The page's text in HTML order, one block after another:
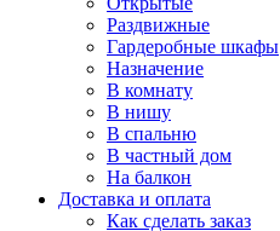
Раздвижные
Гардеробные шкафы
Назначение
В комнату
В нишу
В спальню
В частный дом
На балкон
Доставка и оплата
Как сделать заказ